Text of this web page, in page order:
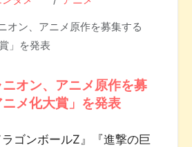
オン、アニメ原作を募集する
」を発表
オン、アニメ原作を募
メ化大賞」を発表
ゴンボールZ』『進撃の巨